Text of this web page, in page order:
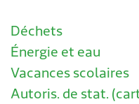
Déchets
Énergie et eau
Vacances scolaires
Autoris. de stat.